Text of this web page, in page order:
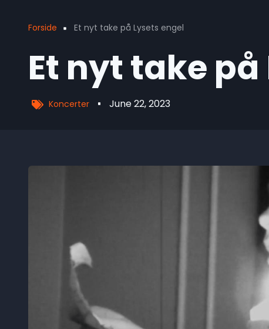
Breadcrumb
Forside Et nyt take på Lysets engel
Et nyt take
Koncerter June 22, 2023